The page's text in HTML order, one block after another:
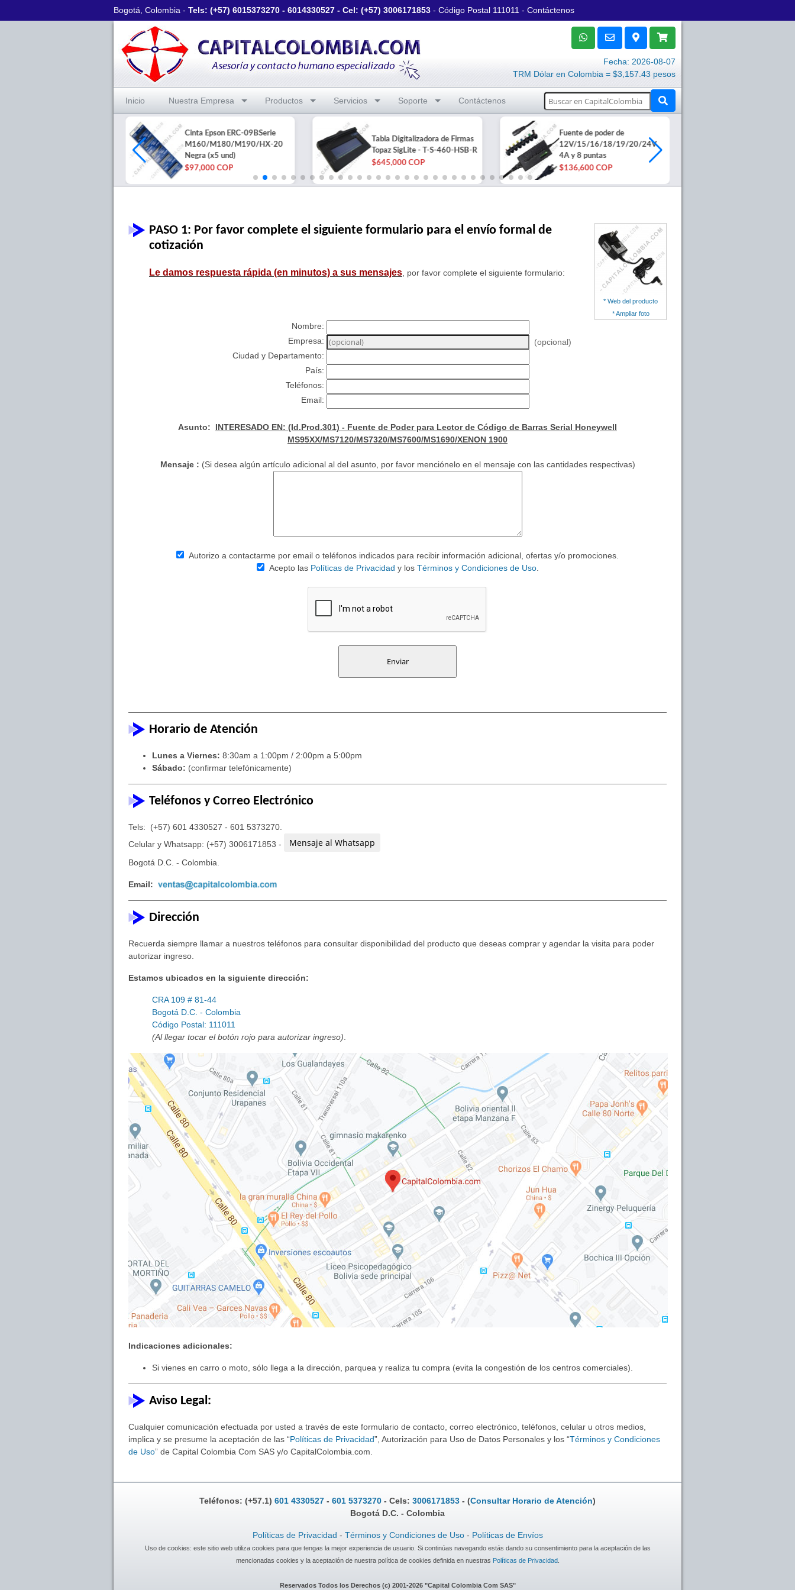
Bogotá, Colombia - Tels: (+57) 6015373270 - 6014330527 - Cel: (+57) 3006171853 - Código Postal 111011 - Contáctenos
Fecha: 2026-08-07
TRM Dólar en Colombia = $3,157.43 pesos
Inicio Nuestra Empresa Productos Servicios Soporte Contáctenos
Cinta Epson ERC-09BSerie
M160/M180/M190/HX-20
Negra (x5 und)
$97,000 COP
Tabla Digitalizadora de Firmas
Topaz SigLite - T-S-460-HSB-R
$645,000 COP
Fuente de poder de
12V/15/16/18/19/20/24V
4A y 8 puntas
$136,600 COP
* Web del producto
* Ampliar foto
PASO 1: Por favor complete el siguiente formulario para el envío formal de
cotización
Le damos respuesta rápida (en minutos) a sus mensajes , por favor complete el siguiente formulario:
Nombre:
Empresa:
(opcional)
Ciudad y Departamento:
País:
Teléfonos:
Email:
Asunto: INTERESADO EN: (Id.Prod.301) - Fuente de Poder para Lector de Código de Barras Serial Honeywell
MS95XX/MS7120/MS7320/MS7600/MS1690/XENON 1900
Mensaje : (Si desea algún artículo adicional al del asunto, por favor menciónelo en el mensaje con las cantidades respectivas)
Autorizo a contactarme por email o teléfonos indicados para recibir información adicional, ofertas y/o promociones.
Acepto las Políticas de Privacidad y los Términos y Condiciones de Uso.
Horario de Atención
Lunes a Viernes: 8:30am a 1:00pm / 2:00pm a 5:00pm
Sábado: (confirmar telefónicamente)
Teléfonos y Correo Electrónico
Tels: (+57) 601 4330527 - 601 5373270.
Celular y Whatsapp: (+57) 3006171853 -
Mensaje al Whatsapp
Bogotá D.C. - Colombia.
Email:
Dirección
Recuerda siempre llamar a nuestros teléfonos para consultar disponibilidad del producto que deseas comprar y agendar la visita para poder
autorizar ingreso.
Estamos ubicados en la siguiente dirección:
CRA 109 # 81-44
Bogotá D.C. - Colombia
Código Postal: 111011
(Al llegar tocar el botón rojo para autorizar ingreso)
Indicaciones adicionales:
Si vienes en carro o moto, sólo llega a la dirección, parquea y realiza tu compra (evita la congestión de los centros comerciales).
Aviso Legal:
Cualquier comunicación efectuada por usted a través de este formulario de contacto, correo electrónico, teléfonos, celular u otros medios,
implica y se presume la aceptación de las “Políticas de Privacidad”, Autorización para Uso de Datos Personales y los “Términos y Condiciones
de Uso” de Capital Colombia Com SAS y/o CapitalColombia.com.
Teléfonos: (+57.1) 601 4330527 - 601 5373270 - Cels: 3006171853 - (Consultar Horario de Atención)
Bogotá D.C. - Colombia
Políticas de Privacidad - Términos y Condiciones de Uso- Políticas de Envíos
Uso de cookies: este sitio web utiliza cookies para que tengas la mejor experiencia de usuario. Si continúas navegando estás dando su consentimiento para la aceptación de las
mencionadas cookies y la aceptación de nuestra política de cookies definida en nuestras Políticas de Privacidad.
Reservados Todos los Derechos (c) 2001-2026 "Capital Colombia Com SAS"